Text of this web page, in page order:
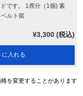
です。 1席分（1個) 素
ルト留
¥3,300 (税込)
に入れる
を変更することがあります